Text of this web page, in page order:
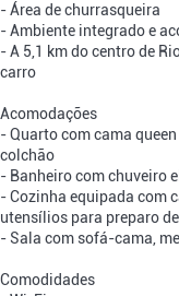
- Área de churrasqueira
- Ambiente integrado e
- A 5,1 km do centro de
carro
Acomodações
- Quarto com cama
colchão
- Banheiro com chuveiro
- Cozinha equipada com
utensílios para preparo
- Sala com sofá-cama,
Comodidades